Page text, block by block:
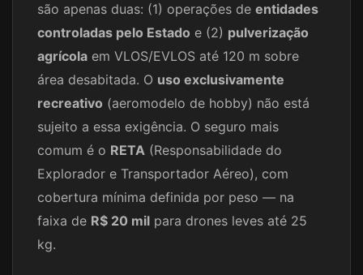
são apenas duas: (1) operações de entidades
controladas pelo Estado e (2) pulverização
agrícola em VLOS/EVLOS até 120 m sobre
área desabitada. O uso exclusivamente
recreativo (aeromodelo de hobby) não está
sujeito a essa exigência. O seguro mais
comum é o RETA (Responsabilidade do
Explorador e Transportador Aéreo), com
cobertura mínima definida por peso — na
faixa de R$ 20 mil para drones leves até 25
kg.